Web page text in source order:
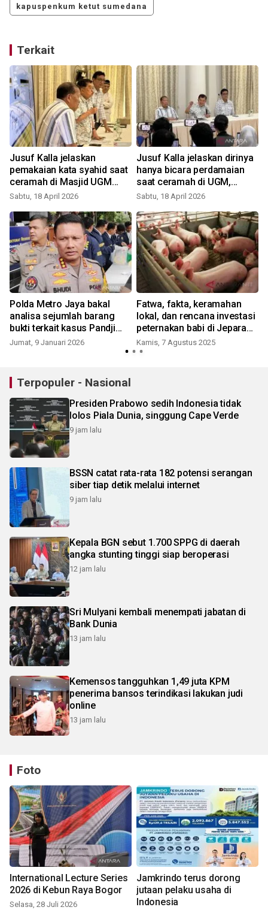
kapuspenkum ketut sumedana
Terkait
Jusuf Kalla jelaskan
pemakaian kata syahid saat
ceramah di Masjid UGM
pada Ramadhan 1447
Sabtu, 18 April 2026
Jusuf Kalla jelaskan dirinya
hanya bicara perdamaian
saat ceramah di UGM,
bukan penistaan
Sabtu, 18 April 2026
Polda Metro Jaya bakal
analisa sejumlah barang
bukti terkait kasus Pandji
Pragiwaksono
Jumat, 9 Januari 2026
Fatwa, fakta, keramahan
lokal, dan rencana investasi
peternakan babi di Jepara
Jateng
Kamis, 7 Agustus 2025
Terpopuler - Nasional
Presiden Prabowo sedih Indonesia tidak
lolos Piala Dunia, singgung Cape Verde
9 jam lalu
BSSN catat rata-rata 182 potensi serangan
siber tiap detik melalui internet
9 jam lalu
Kepala BGN sebut 1.700 SPPG di daerah
angka stunting tinggi siap beroperasi
12 jam lalu
Sri Mulyani kembali menempati jabatan di
Bank Dunia
13 jam lalu
Kemensos tangguhkan 1,49 juta KPM
penerima bansos terindikasi lakukan judi
online
13 jam lalu
Foto
International Lecture Series
2026 di Kebun Raya Bogor
Selasa, 28 Juli 2026
Jamkrindo terus dorong
jutaan pelaku usaha di
Indonesia